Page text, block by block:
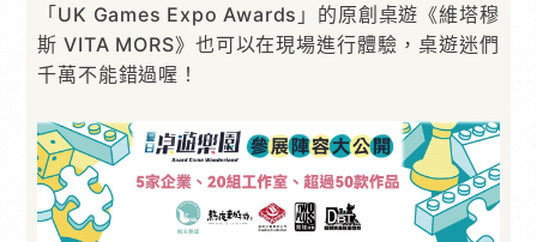
「UK Games Expo Awards」的原創桌遊《維塔穆
斯 VITA MORS》也可以在現場進行體驗，桌遊迷們
千萬不能錯過喔！